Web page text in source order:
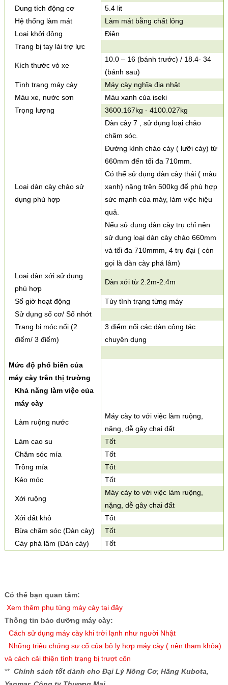
Dung tích động cơ
5.4 lit
Hệ thống làm mát
Làm mát bằng chất lỏng
Loại khởi động
Điện
Trang bị tay lái trợ lực
Kích thước vỏ xe
10.0 – 16 (bánh trước) / 18.4- 34
(bánh sau)
Tình trạng máy cày
Máy cày nghĩa địa nhật
Màu xe, nước sơn
Màu xanh của iseki
Trọng lượng
3600.167kg - 4100.027kg
Loại dàn cày chảo sử
dụng phù hợp
Dàn cày 7 , sử dụng loại chảo
chăm sóc.
Đường kính chảo cày ( lưỡi cày) từ
660mm đến tối đa 710mm.
Có thể sử dụng dàn cày thái ( màu
xanh) nặng trên 500kg để phù hợp
sức mạnh của máy, làm việc hiệu
quả.
Nếu sử dụng dàn cày trụ chỉ nên
sử dụng loại dàn cày chảo 660mm
và tối đa 710mmm, 4 trụ đại ( còn
gọi là dàn cày phá lâm)
Loại dàn xới sử dụng
phù hợp
Dàn xới từ 2.2m-2.4m
Số giờ hoạt động
Tùy tình trạng từng máy
Sử dụng số cơ/ Số nhớt
Trang bị móc nối (2
điểm/ 3 điểm)
3 điểm nối các dàn công tác
chuyên dụng
Mức độ phổ biến của
máy cày trên thị trường
Khả năng làm việc của
máy cày
Làm ruộng nước
Máy cày to với việc làm ruộng,
nặng, dễ gây chai đất
Làm cao su
Tốt
Chăm sóc mía
Tốt
Trồng mía
Tốt
Kéo móc
Tốt
Xới ruộng
Máy cày to với việc làm ruộng,
nặng, dễ gây chai đất
Xới đất khô
Tốt
Bừa chăm sóc (Dàn cày)
Tốt
Cày phá lâm (Dàn cày)
Tốt
Có thể bạn quan tâm:
Xem thêm phụ tùng máy cày tại đây
Thông tin bảo dưỡng máy cày:
Cách sử dụng máy cày khi trời lạnh như người Nhật
Những triệu chứng sự cố của bộ ly hợp máy cày ( nên tham khỏa)
và cách cải thiện tình trạng bị trượt côn
** Chính sách tốt dành cho Đại Lý Nông Cơ, Hãng Kubota,